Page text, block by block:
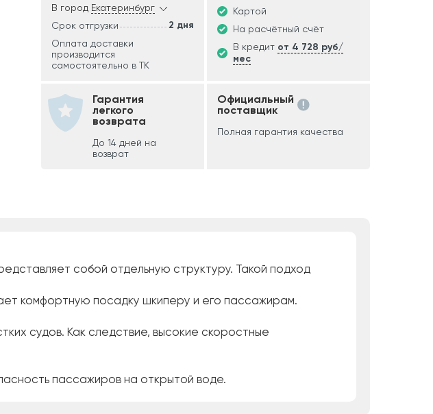
В город Екатеринбург
Срок отгрузки
2 дня
Оплата доставки
производится
самостоятельно в ТК
Картой
На расчётный счёт
В кредит от 4 728 руб/
мес
Гарантия
легкого
возврата
До 14 дней на
возврат
Официальный
поставщик
Полная гарантия качества
собой отдельную структуру. Такой подход
комфортную посадку шкиперу и его пассажирам.
судов. Как следствие, высокие скоростные
пассажиров на открытой воде.